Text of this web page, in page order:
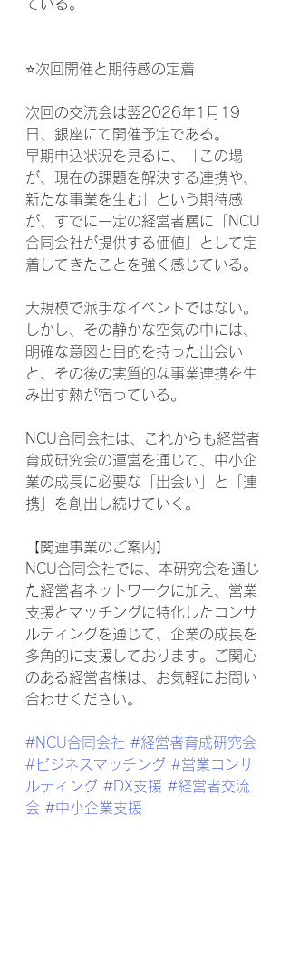
ている。
⭐次回開催と期待感の定着
次回の交流会は翌2026年1月19
日、銀座にて開催予定である。
早期申込状況を見るに、「この場
が、現在の課題を解決する連携や、
新たな事業を生む」という期待感
が、すでに一定の経営者層に「NCU
合同会社が提供する価値」として定
着してきたことを強く感じている。
大規模で派手なイベントではない。
しかし、その静かな空気の中には、
明確な意図と目的を持った出会い
と、その後の実質的な事業連携を生
み出す熱が宿っている。
NCU合同会社は、これからも経営者
育成研究会の運営を通じて、中小企
業の成長に必要な「出会い」と「連
携」を創出し続けていく。
【関連事業のご案内】
NCU合同会社では、本研究会を通じ
た経営者ネットワークに加え、営業
支援とマッチングに特化したコンサ
ルティングを通じて、企業の成長を
多角的に支援しております。ご関心
のある経営者様は、お気軽にお問い
合わせください。
#NCU合同会社 #経営者育成研究会
#ビジネスマッチング #営業コンサ
ルティング #DX支援 #経営者交流
会 #中小企業支援